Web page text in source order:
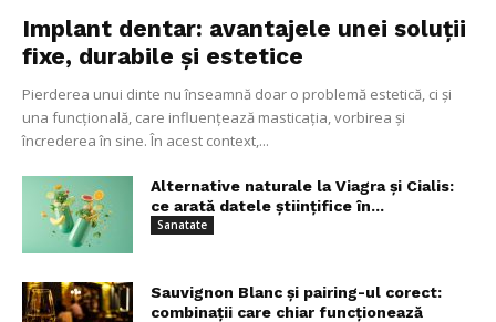
Implant dentar: avantajele unei soluții
fixe, durabile și estetice
Pierderea unui dinte nu înseamnă doar o problemă estetică, ci și
una funcțională, care influențează masticația, vorbirea și
încrederea în sine. În acest context,...
Alternative naturale la Viagra și Cialis:
ce arată datele științifice în...
Sanatate
Sauvignon Blanc și pairing-ul corect:
combinații care chiar funcționează